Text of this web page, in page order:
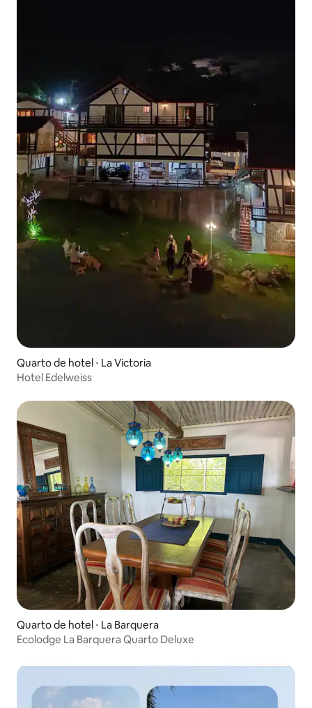
Quarto de hotel ⋅ La Victoria
Hotel Edelweiss
Quarto de hotel ⋅ La Barquera
Ecolodge La Barquera Quarto Deluxe